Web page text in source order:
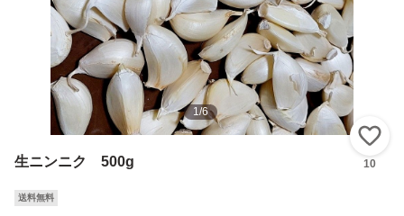
1/6
生ニンニク 500g 10
送料無料